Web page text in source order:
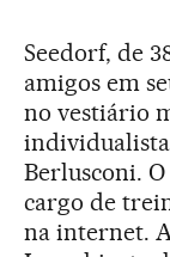
Seedorf, de
amigos em
no vestiário
Berlusconi.
cargo de
na internet.